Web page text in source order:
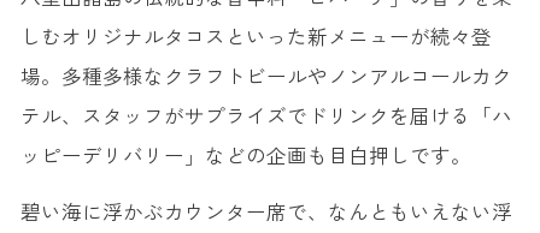
しむオリジナルタコスといった新メニューが続々登
場。多種多様なクラフトビールやノンアルコールカク
テル、スタッフがサプライズでドリンクを届ける「ハ
ッピーデリバリー」などの企画も目白押しです。
碧い海に浮かぶカウンター席で、なんともいえない浮